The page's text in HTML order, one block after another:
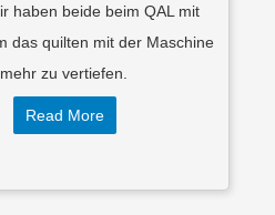
haben beide beim QAL mit
das quilten mit der Maschine
zu vertiefen.
Read More